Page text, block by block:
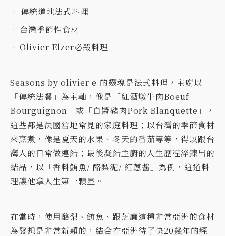
• 傳統道地法式料理
• 台灣季節性食材
• Olivier Elzer必殺料理
Seasons by olivier e.的靈魂是法式料理，主廚以
「傳統法餐」為主軸，像是「紅酒燉牛肉Boeuf
Bourguignon」或「白醬豬肉Pork Blanquette」，
這些都是法國當地常見的家庭料理；以台灣的季節食材
來烹煮，像是夏天的水果、冬天的番茄等等，得以跟台
灣人的日常做連結；最後凝結主廚的人生歷程淬鍊出的
結晶，以「香料鮪魚/ 酪梨泥/ 紅蔥醬」為例，這道料
理讓他拿人生第一顆星。
在當時，使用酪梨、鮪魚、跟芝麻這種非常亞洲的食材
為發想是非常新穎的，結合在亞洲待了快20幾年的經